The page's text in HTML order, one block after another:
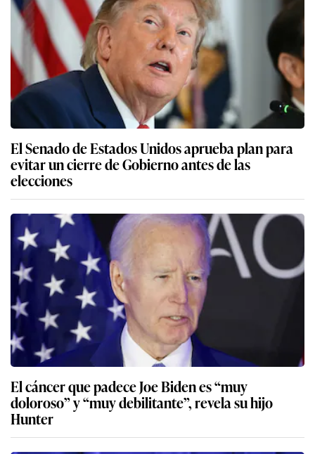
El Senado de Estados Unidos aprueba plan para
evitar un cierre de Gobierno antes de las
elecciones
El cáncer que padece Joe Biden es “muy
doloroso” y “muy debilitante”, revela su hijo
Hunter